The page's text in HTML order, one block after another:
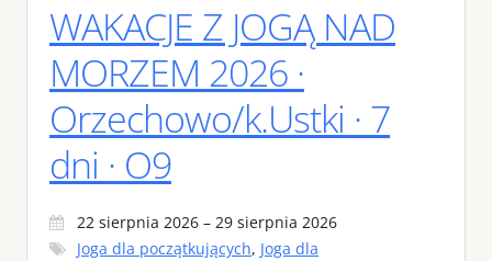
WAKACJE Z JOGĄ NAD
MORZEM 2026 ·
Orzechowo/k.Ustki · 7
dni · O9
22 sierpnia 2026 – 29 sierpnia 2026
Joga dla początkujących, Joga dla